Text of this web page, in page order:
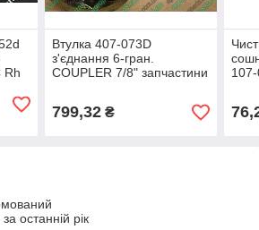
Rh
Втулка 407-073D
з'єднання 6-гран.
COUPLER 7/8" запчастини
799,32₴
останній рік